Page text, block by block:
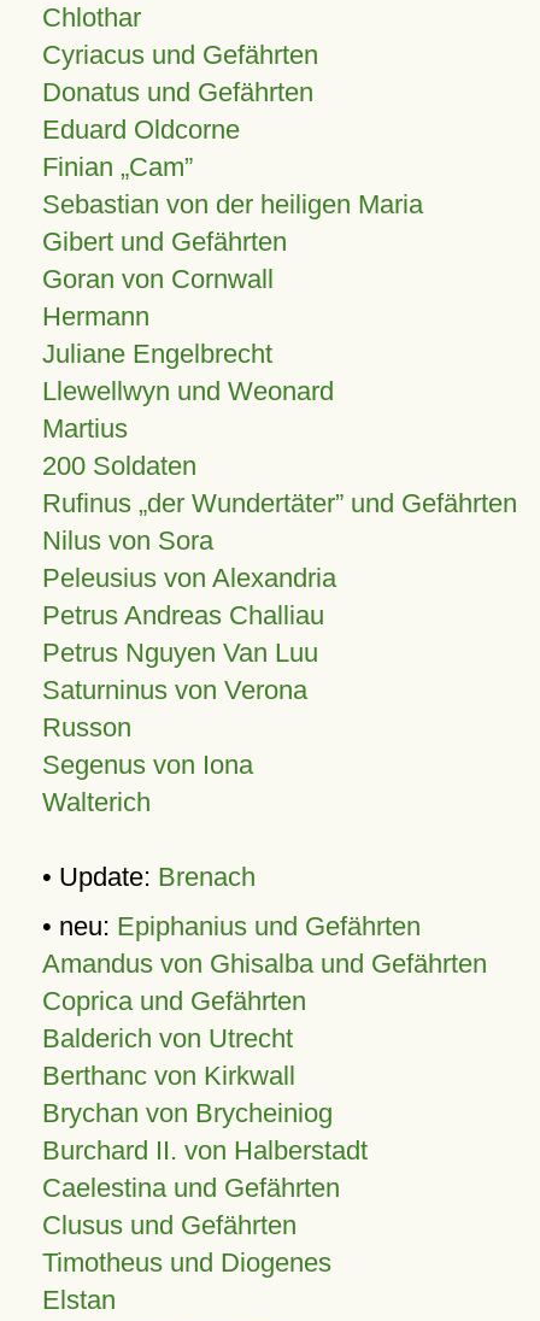
Chlothar
Cyriacus und Gefährten
Donatus und Gefährten
Eduard Oldcorne
Finian Cam
Sebastian von der heiligen Maria
Gibert und Gefährten
Goran von Cornwall
Hermann
Juliane Engelbrecht
Llewellwyn und Weonard
Martius
200 Soldaten
Rufinus „der Wundertäter” und Gefährten
Nilus von Sora
Peleusius von Alexandria
Petrus Andreas Challiau
Petrus Nguyen Van Luu
Saturninus von Verona
Russon
Segenus von Iona
Walterich
• Update: Brenach
• neu: Epiphanius und Gefährten
Amandus von Ghisalba und Gefährten
Coprica und Gefährten
Balderich von Utrecht
Berthanc von Kirkwall
Brychan von Brycheiniog
Burchard II. von Halberstadt
Caelestina und Gefährten
Clusus und Gefährten
Timotheus und Diogenes
Elstan